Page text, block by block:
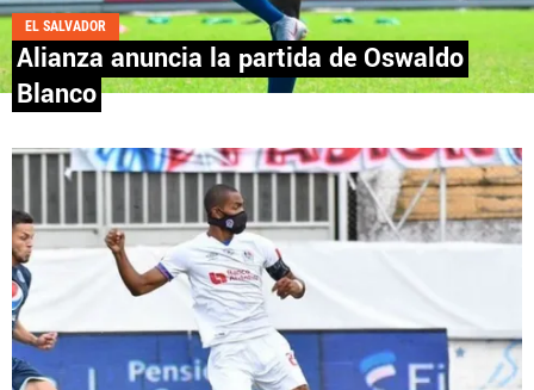
EL SALVADOR
Alianza anuncia la partida de Oswaldo
Blanco